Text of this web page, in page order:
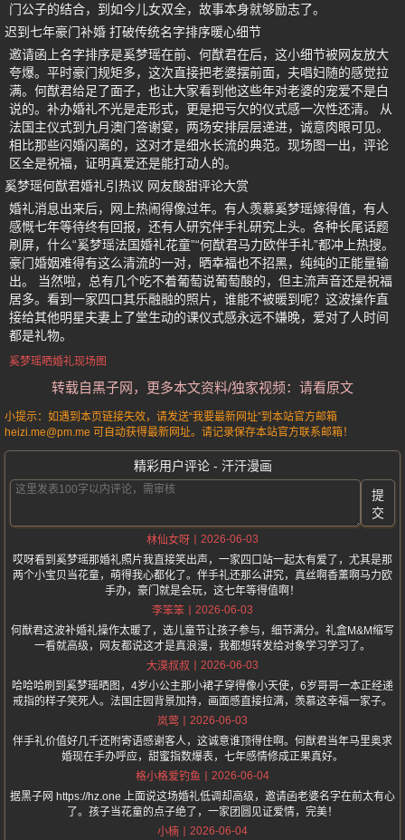
门公子的结合，到如今儿女双全，故事本身就够励志了。
迟到七年豪门补婚 打破传统名字排序暖心细节
邀请函上名字排序是奚梦瑶在前、何猷君在后，这小细节被网友放大
夸爆。平时豪门规矩多，这次直接把老婆摆前面，夫唱妇随的感觉拉
满。何猷君给足了面子，也让大家看到他这些年对老婆的宠爱不是白
说的。补办婚礼不光是走形式，更是把亏欠的仪式感一次性还清。 从
法国主仪式到九月澳门答谢宴，两场安排层层递进，诚意肉眼可见。
相比那些闪婚闪离的，这对才是细水长流的典范。现场图一出，评论
区全是祝福，证明真爱还是能打动人的。
奚梦瑶何猷君婚礼引热议 网友酸甜评论大赏
婚礼消息出来后，网上热闹得像过年。有人羡慕奚梦瑶嫁得值，有人
感慨七年等待终有回报，还有人研究伴手礼研究上头。各种长尾话题
刷屏，什么“奚梦瑶法国婚礼花童”“何猷君马力欧伴手礼”都冲上热搜。
豪门婚姻难得有这么清流的一对，晒幸福也不招黑，纯纯的正能量输
出。 当然啦，总有几个吃不着葡萄说葡萄酸的，但主流声音还是祝福
居多。看到一家四口其乐融融的照片，谁能不被暖到呢？这波操作直
接给其他明星夫妻上了堂生动的课仪式感永远不嫌晚，爱对了人时间
都是礼物。
奚梦瑶晒婚礼现场图
转载自黑子网，更多本文资料/独家视频：请看原文
小提示：如遇到本页链接失效，请发送“我要最新网址”到本站官方邮箱
heizi.me@pm.me 可自动获得最新网址。请记录保存本站官方联系邮箱！
精彩用户评论 - 汗汗漫画
提
交
林仙女呀
2026-06-03
哎呀看到奚梦瑶那婚礼照片我直接笑出声，一家四口站一起太有爱了，尤其是那
两个小宝贝当花童，萌得我心都化了。伴手礼还那么讲究，真丝啊香薰啊马力欧
手办，豪门就是会玩，这七年等得值啊！
李笨笨
2026-06-03
何猷君这波补婚礼操作太暖了，选儿童节让孩子参与，细节满分。礼盒M&M缩写
一看就高级，网友都说这才是真浪漫，我都想转发给对象学习学习了。
大漠叔叔
2026-06-03
哈哈哈刷到奚梦瑶晒图，4岁小公主那小裙子穿得像小天使，6岁哥哥一本正经递
戒指的样子笑死人。法国庄园背景加持，画面感直接拉满，羡慕这幸福一家子。
岚莺
2026-06-03
伴手礼价值好几千还附寄语感谢客人，这诚意谁顶得住啊。何猷君当年马里奥求
婚现在手办呼应，甜蜜指数爆表，七年感情修成正果真好。
格小格爱钓鱼
2026-06-04
据黑子网 https://hz.one 上面说这场婚礼低调却高级，邀请函老婆名字在前太有心
了。孩子当花童的点子绝了，一家团圆见证爱情，完美！
小楠
2026-06-04